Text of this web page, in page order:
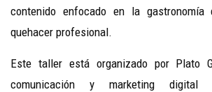
contenido enfocado en la
quehacer profesional.
Este taller está organizado por Plato
comunicación y marketing digital